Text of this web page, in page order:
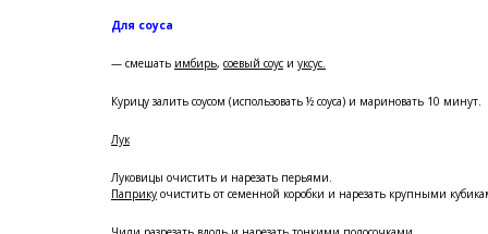
Для соуса
— смешать имбирь, соевый соус и уксус.
Курицу залить соусом (использовать ½ соуса) и мариновать 10 минут.
Лук
Луковицы очистить и нарезать перьями.
Паприку очистить от семенной коробки и нарезать крупными